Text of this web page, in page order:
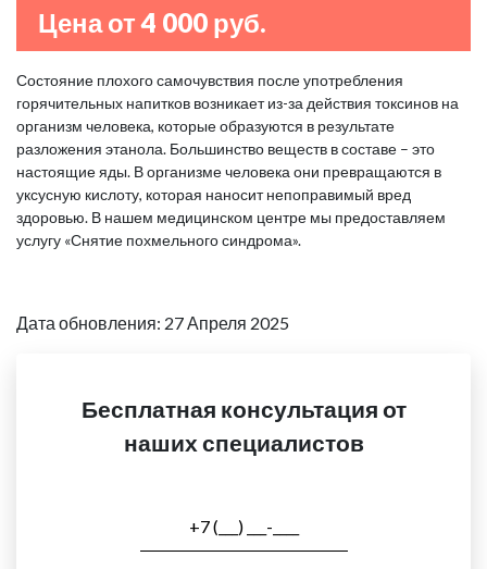
Цена от 4 000 руб.
Состояние плохого самочувствия после употребления
горячительных напитков возникает из-за действия токсинов на
организм человека, которые образуются в результате
разложения этанола. Большинство веществ в составе – это
настоящие яды. В организме человека они превращаются в
уксусную кислоту, которая наносит непоправимый вред
здоровью. В нашем медицинском центре мы предоставляем
услугу «Снятие похмельного синдрома».
Дата обновления: 27 Апреля 2025
Бесплатная консультация от
наших специалистов